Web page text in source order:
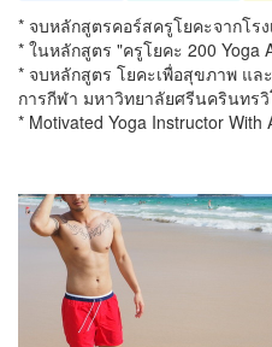
* จบหลักสูตรคอร์สครูโยคะจากโร
* ในหลักสูตร "ครูโยคะ 200 Yoga
* จบหลักสูตร โยคะเพื่อสุขภาพ แ
การกีฬา มหาวิทยาลัยศรีนครินทร
* Motivated Yoga Instructor With